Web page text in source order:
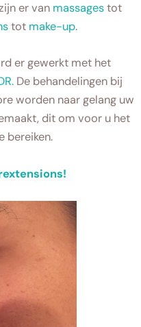
er van massagestot
tot make-up.
er gewerkt met het
De behandelingen bij
worden naar gelang uw
dit om voor u het
bereiken.